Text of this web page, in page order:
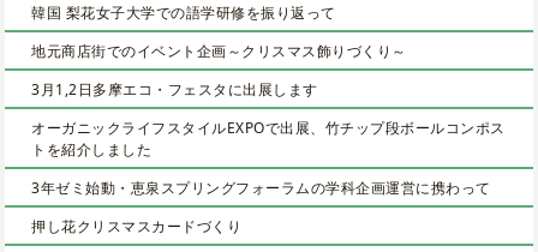
韓国 梨花女子大学での語学研修を振り返って
地元商店街でのイベント企画～クリスマス飾りづくり～
3月1,2日多摩エコ・フェスタに出展します
オーガニックライフスタイルEXPOで出展、竹チップ段ボールコンポス
トを紹介しました
3年ゼミ始動・恵泉スプリングフォーラムの学科企画運営に携わって
押し花クリスマスカードづくり